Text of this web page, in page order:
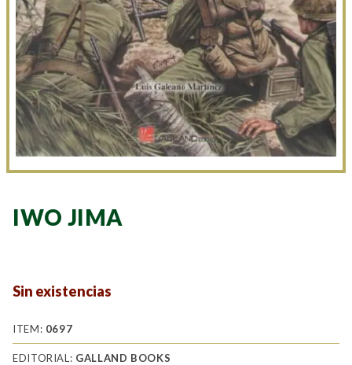
IWO JIMA
Sin existencias
ITEM: 0697
EDITORIAL: GALLAND BOOKS